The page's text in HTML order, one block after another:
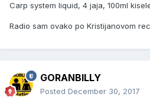
Carp system liquid, 4 jaja, 100ml
Radio sam ovako po Kristijanovom
GORANBILLY
Posted December 30, 2017